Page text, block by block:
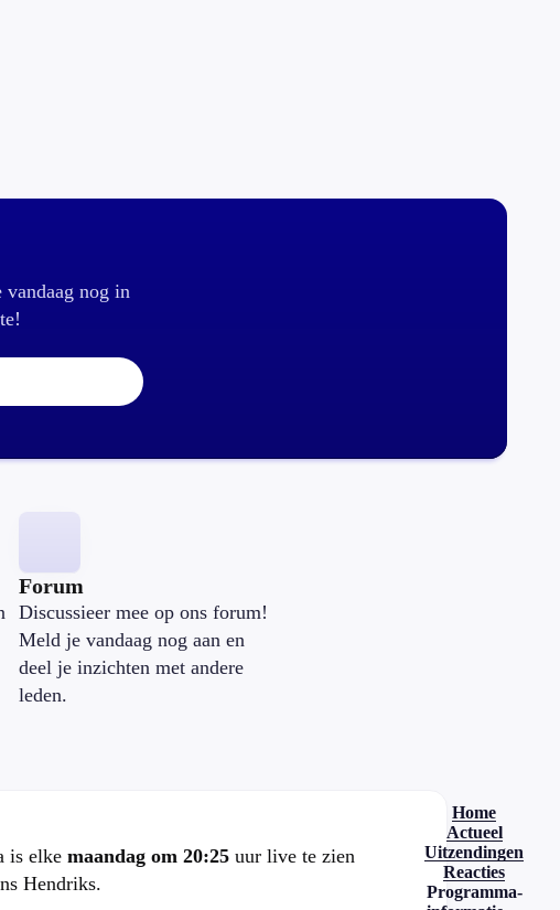
nog in
Forum
Discussieer mee op ons forum!
Meld je vandaag nog aan en
deel je inzichten met andere
leden.
is elke maandag om 20:25 uur live te zien
Hendriks.
Home
Actueel
Uitzendingen
Reacties
Programma-